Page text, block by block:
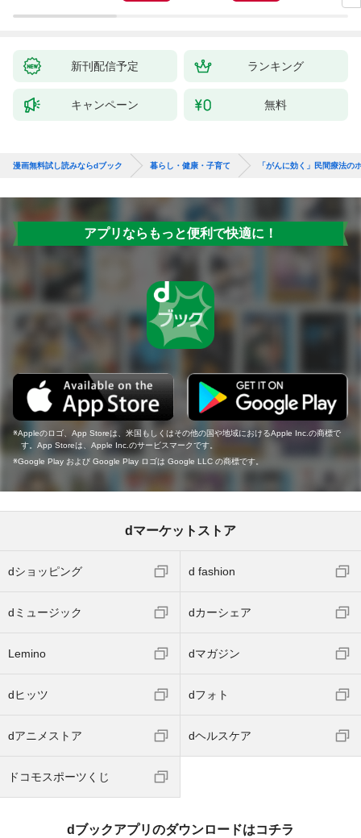
昇
新刊配信予定 ランキング
キャンペーン 無料
漫画無料試し読みならdブック 暮らし・健康・子育て 「がんに効く」民間療法の
アプリならもっと便利で快適に！
Appleのロゴ、App Storeは、米国もしくはその他の国や地域におけるApple Inc.の商標で
す。App Storeは、Apple Inc.のサービスマークです。
Google Play および Google Play ロゴは Google LLC の商標です。
dマーケットストア
dショッピング d fashion
dミュージック dカーシェア
Lemino dマガジン
dヒッツ dフォト
dアニメストア dヘルスケア
ドコモスポーツくじ
dブックアプリのダウンロードはコチラ